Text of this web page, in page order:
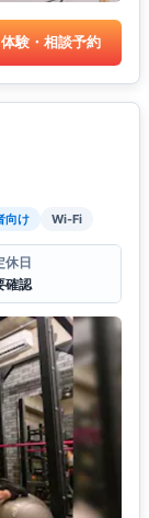
体験・相談予約
向け Wi-Fi
休日
確認